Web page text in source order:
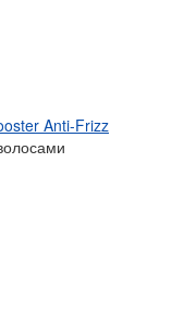
Anti-Frizz